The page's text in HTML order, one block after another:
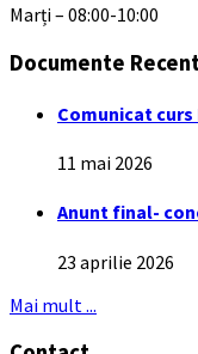
Marți – 08:00-10:00
Documente
Comunicat
11 mai 2026
Anunt final-
23 aprilie 2026
Mai mult ...